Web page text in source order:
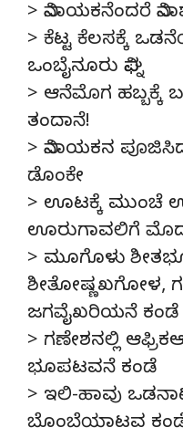
> ವಿನಾಯಕನೆಂದರೆ
> ಕೆಟ್ಟ ಕೆಲಸಕ್ಕೆ
ಒಂಬೈನೂರು ವಿಘ್ನ
> ಆನೆಮೊಗ ಹಬ್ಬಕ್ಕೆ
ತಂದಾನೆ!
> ವಿನಾಯಕನ
ಡೊಂಕೇ
> ಊಟಕ್ಕೆ ಮುಂಚೆ
ಊರುಗಾವಲಿಗೆ
> ಮೂಗೊಳು
ಶೀತೋಷ್ಣಖಗೋಳ,
ಜಗವೈಖರಿಯನೆ ಕಂಡೆ
> ಗಣೇಶನಲ್ಲಿ
ಭೂಪಟವನೆ ಕಂಡೆ
> ಇಲಿ-ಹಾವು
ಬೊಂಬೆಯಾಟವ